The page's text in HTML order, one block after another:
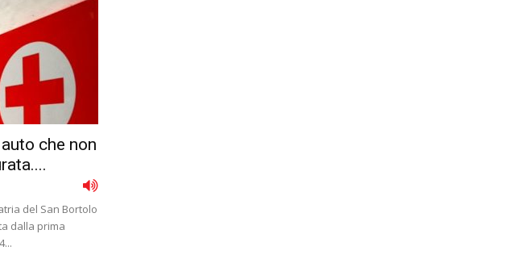
che non
del San Bortolo
dalla prima